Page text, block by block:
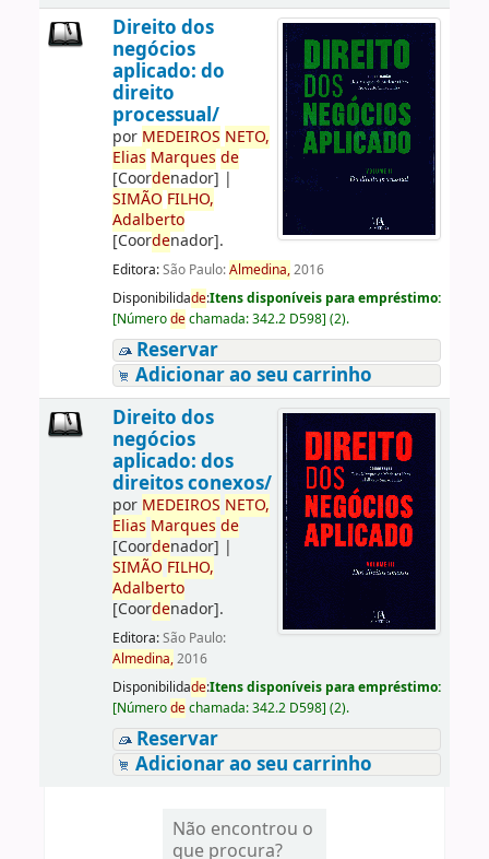
Direito dos
negócios
aplicado: do
direito
processual/
por MEDEIROS NETO,
Elias Marques de
[Coordenador] |
SIMÃO FILHO,
Adalberto
[Coordenador].
Editora:São Paulo:Almedina,2016
Disponibilidade:Itens disponíveis para empréstimo:
[Númerodechamada:342.2 D598] (2).
Reservar
Adicionar ao seu carrinho
Direito dos
negócios
aplicado: dos
direitos conexos/
por MEDEIROS NETO,
Elias Marques de
[Coordenador] |
SIMÃO FILHO,
Adalberto
[Coordenador].
Editora:São Paulo:
Almedina,2016
Disponibilidade:Itens disponíveis para empréstimo:
[Númerodechamada:342.2 D598] (2).
Reservar
Adicionar ao seu carrinho
Não encontrou o
que procura?